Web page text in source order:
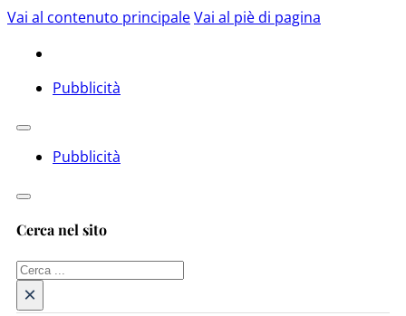
Vai al contenuto principaleVai al piè di pagina
Pubblicità
Pubblicità
Cerca nel sito
Cerca
×